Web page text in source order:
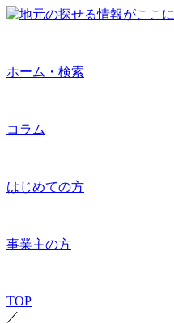
ホーム・検索
コラム
はじめての方
事業主の方
TOP
／